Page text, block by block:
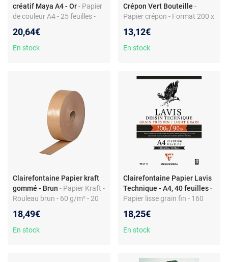
créatif Maya A4 - Or- Papier
de couleur A4 - 25 feuilles -
des projets créatifs
20,64€
En stock
Crépon Vert Bouteille -
Papier crépon - Format 200 x
13,12€
En stock
Clairefontaine Papier kraft
gommé - Brun - Papier Kraft -
Rouleau brun - 60 g/m² - 20
18,49€
En stock
Clairefontaine Papier Lavis
Technique - A4, 40 feuilles -
Papier lisse grain fin - 160
18,25€
En stock